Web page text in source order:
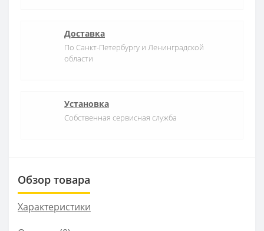
Доставка
По Санкт-Петербургу и Ленинградской
области
Установка
Собственная сервисная служба
Обзор товара
Характеристики